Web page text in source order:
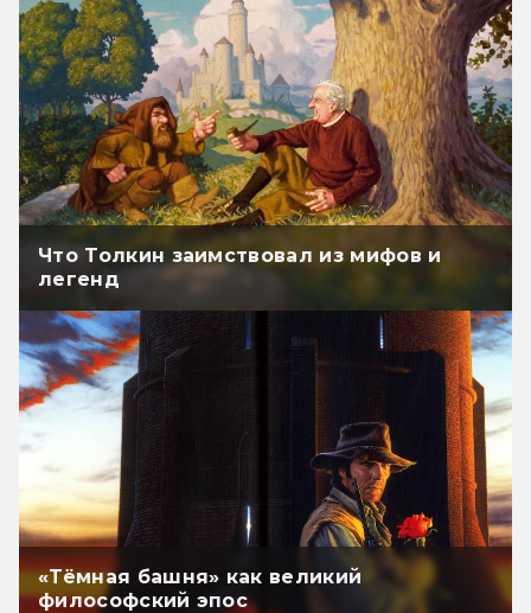
Что Толкин заимствовал из мифов и
легенд
«Тёмная башня» как великий
философский эпос